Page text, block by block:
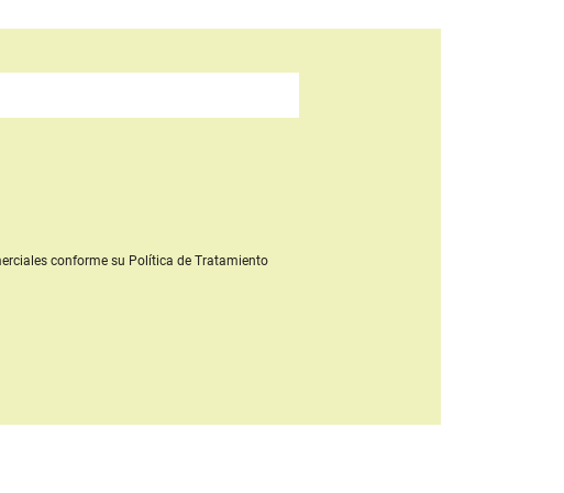
conforme su Política de Tratamiento